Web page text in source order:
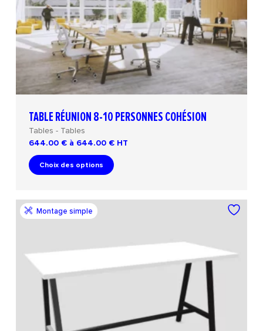
TABLE RÉUNION 8-10 PERSONNES COHÉSION
Tables - Tables
644.00 € à 644.00 € HT
Choix des options
Montage simple